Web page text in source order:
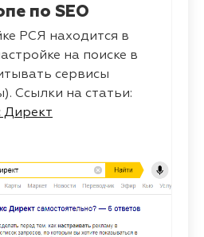
по SEO
РСЯ находится в
на поиске в
сервисы
Ссылки на статьи:
Директ